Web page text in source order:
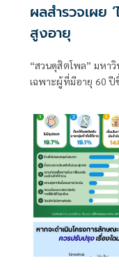
ผลสำรวจเผย
สูงอายุ
“สวนดุสิตโพล” มหา
เฉพาะผู้ที่มีอายุ 60